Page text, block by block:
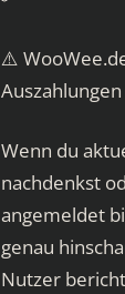
⚠️
Wenn du
nachdenkst
angemeldet
genau
Nutzer